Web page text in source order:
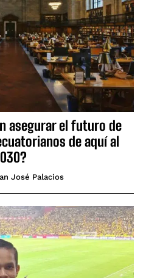
asegurar el futuro de
de aquí al
José Palacios